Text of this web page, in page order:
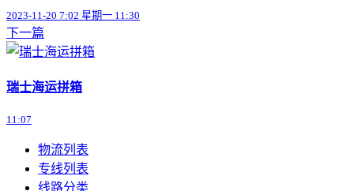
2023-11-20 7:02 星期一 11:30
下一篇
瑞士海运拼箱
11:07
物流列表
专线列表
线路分类